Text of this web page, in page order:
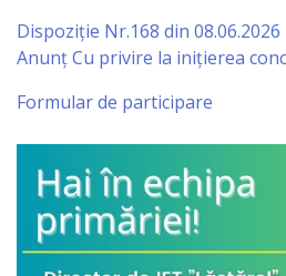
Lista
colaboratorilor
Primăriei
Călăraşi
Contabilitate
Serviciul
Dispoziție Nr.168 din 08.06.2026
Anunț Cu privire la inițierea
Formular de participare